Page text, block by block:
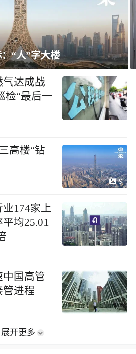
飘窗竟然能变身全屋C位 都后
气达成战
检“最后一
高楼“钻
9
174家上
均25.01
国高管
管进程
展开更多